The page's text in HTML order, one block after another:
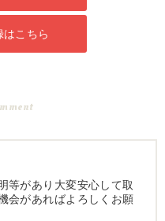
はこちら
等があり大変安心して取
会があればよろしくお願